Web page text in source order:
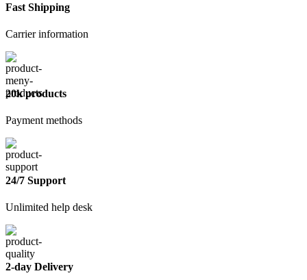
Fast Shipping
Carrier information
20k products
Payment methods
24/7 Support
Unlimited help desk
2-day Delivery